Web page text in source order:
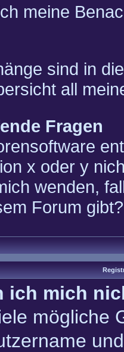
meine
sind in
all
Fragen
x oder y
wenden,
Forum gibt?
ich mich
mögliche